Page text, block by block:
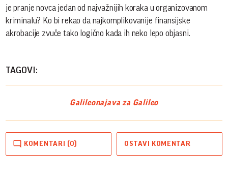
je pranje novca jedan od najvažnijih koraka u organizovanom
kriminalu? Ko bi rekao da najkomplikovanije finansijske
akrobacije zvuče tako logično kada ih neko lepo objasni.
TAGOVI:
Galileonajava za Galileo
KOMENTARI (0) OSTAVI KOMENTAR